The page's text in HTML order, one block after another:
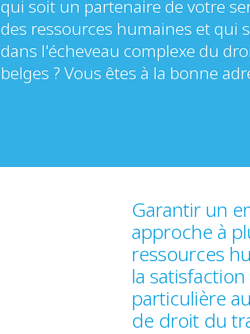
qui soit un partenaire de votre
des ressources humaines et qui
dans l'écheveau complexe du
belges ? Vous êtes à la bonne
Garantir un
approche à
ressources
la
particulière
de droit du